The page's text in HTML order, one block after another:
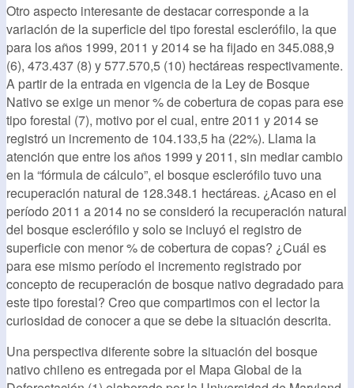
Otro aspecto interesante de destacar corresponde a la
variación de la superficie del tipo forestal esclerófilo, la que
para los años 1999, 2011 y 2014 se ha fijado en 345.088,9
(6), 473.437 (8) y 577.570,5 (10) hectáreas respectivamente.
A partir de la entrada en vigencia de la Ley de Bosque
Nativo se exige un menor % de cobertura de copas para ese
tipo forestal (7), motivo por el cual, entre 2011 y 2014 se
registró un incremento de 104.133,5 ha (22%). Llama la
atención que entre los años 1999 y 2011, sin mediar cambio
en la “fórmula de cálculo”, el bosque esclerófilo tuvo una
recuperación natural de 128.348.1 hectáreas. ¿Acaso en el
período 2011 a 2014 no se consideró la recuperación natural
del bosque esclerófilo y solo se incluyó el registro de
superficie con menor % de cobertura de copas? ¿Cuál es
para ese mismo período el incremento registrado por
concepto de recuperación de bosque nativo degradado para
este tipo forestal? Creo que compartimos con el lector la
curiosidad de conocer a que se debe la situación descrita.
Una perspectiva diferente sobre la situación del bosque
nativo chileno es entregada por el Mapa Global de la